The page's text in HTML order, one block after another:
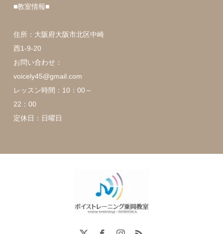
■教室情報■
住所：大阪府大阪市北区中崎
西1-9-20
お問い合わせ：
voicely45@gmail.com
レッスン時間：10：00～
22：00
定休日：日曜日